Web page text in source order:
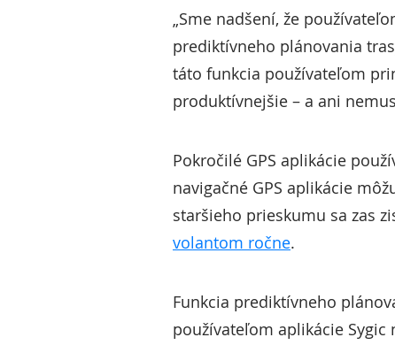
„Sme nadšení, že
prediktívneho plánovania
táto funkcia používateľom
produktívnejšie – a ani
Pokročilé GPS aplikácie
navigačné GPS aplikácie
staršieho prieskumu sa zas
volantom ročne.
Funkcia prediktívneho
používateľom aplikácie